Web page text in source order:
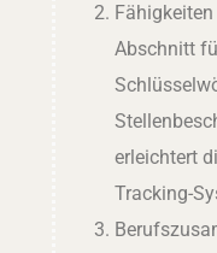
Abschnitt
erleichtert
Tracking-